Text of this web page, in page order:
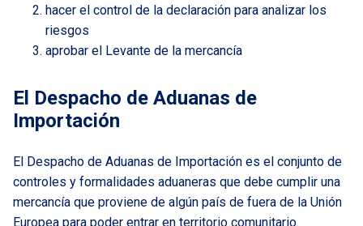
hacer el control de la declaración para analizar los
riesgos
aprobar el Levante de la mercancía
El Despacho de Aduanas de
Importación
El Despacho de Aduanas de Importación es el conjunto de
controles y formalidades aduaneras que debe cumplir una
mercancía que proviene de algún país de fuera de la Unión
Europea para poder entrar en territorio comunitario.